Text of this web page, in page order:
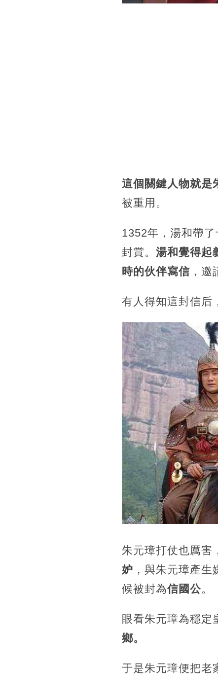
這個關鍵人物就是
被重用。
1352年，湯和帶
封賞。 湯和覺得起
時的伙伴寫信 ，邀
有人得知這封信后
朱元璋打仗也厲害
妒 ，與朱元璋產
候被封為信國公。
眼看朱元璋為穩定
鄉。
于是朱元璋便把老